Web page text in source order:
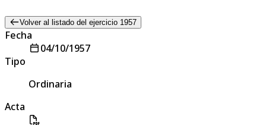
Volver al listado del ejercicio 1957
Fecha
04/10/1957
Tipo
Ordinaria
Acta